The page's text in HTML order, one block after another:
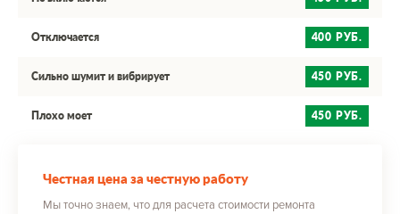
Отключается 400 РУБ.
Сильно шумит и вибрирует 450 РУБ.
Плохо моет 450 РУБ.
Честная цена за честную работу
Мы точно знаем, что для расчета стоимости ремонта